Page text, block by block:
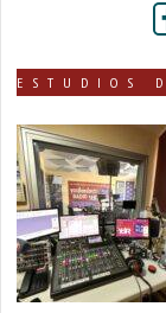
ESTUDIOS